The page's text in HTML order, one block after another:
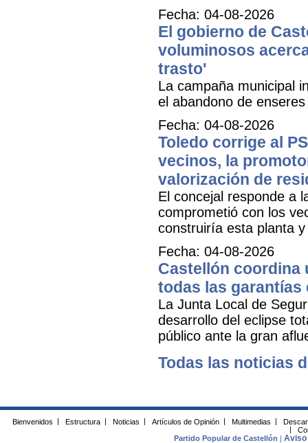
Fecha: 04-08-2026
El gobierno de
voluminosos
trasto'
La campaña municipal
el abandono de
Fecha: 04-08-2026
Toledo corrige al
vecinos, la
valorización de
El concejal responde a
comprometió con los
construiría esta planta
Fecha: 04-08-2026
Castellón coordina
todas las garantías
La Junta Local de
desarrollo del eclipse
público ante la gran
Todas las noticias
Bienvenidos Estructura Noticias Artículos de Opinión Multimedias
Partido Popular de Castellón
|Aviso